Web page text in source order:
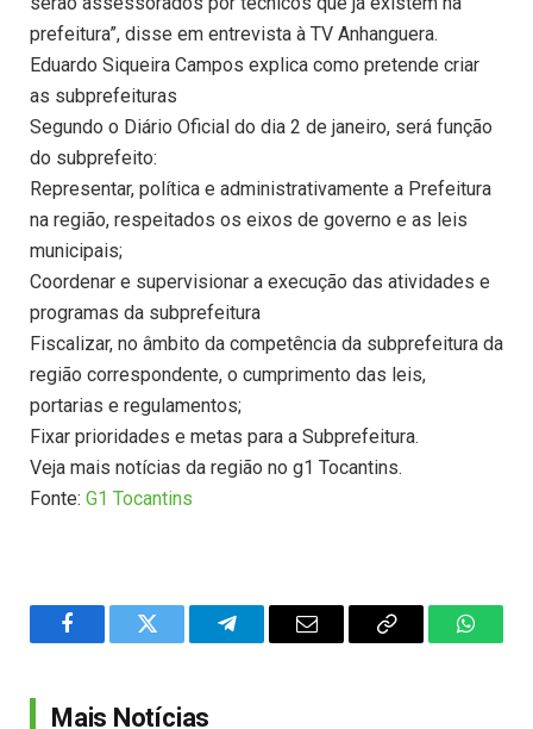
prefeitura”, disse em entrevista à TV Anhanguera.
Eduardo Siqueira Campos explica como pretende criar
as subprefeituras
Segundo o Diário Oficial do dia 2 de janeiro, será função
do subprefeito:
Representar, política e administrativamente a Prefeitura
na região, respeitados os eixos de governo e as leis
municipais;
Coordenar e supervisionar a execução das atividades e
programas da subprefeitura
Fiscalizar, no âmbito da competência da subprefeitura da
região correspondente, o cumprimento das leis,
portarias e regulamentos;
Fixar prioridades e metas para a Subprefeitura.
Veja mais notícias da região no g1 Tocantins.
Fonte: G1 Tocantins
FacebookTwitter TelegramEmail
Copy
Mais Notícias